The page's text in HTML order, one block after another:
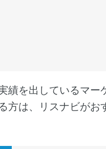
績を出しているマー
方は、リスナビがお